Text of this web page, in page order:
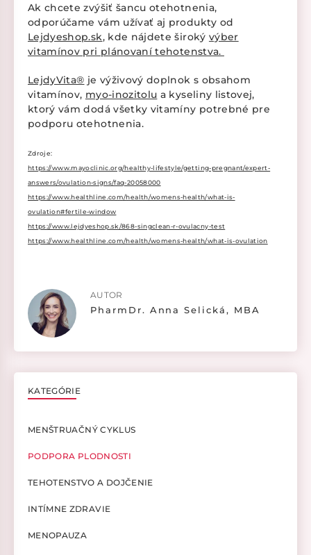
Ak chcete zvýšiť šancu otehotnenia,
odporúčame vám užívať aj produkty od
Lejdyeshop.sk, kde nájdete široký výber
vitamínov pri plánovaní tehotenstva.
LejdyVita® je výživový doplnok s obsahom
vitamínov, myo-inozitolu a kyseliny listovej,
ktorý vám dodá všetky vitamíny potrebné pre
podporu otehotnenia.
Zdroje:
https://www.mayoclinic.org/healthy-lifestyle/getting-pregnant/expert-
answers/ovulation-signs/faq-20058000
https://www.healthline.com/health/womens-health/what-is-
ovulation#fertile-window
https://www.lejdyeshop.sk/868-singclean-r-ovulacny-test
https://www.healthline.com/health/womens-health/what-is-ovulation
AUTOR
PharmDr. Anna Selická, MBA
KATEGÓRIE
MENŠTRUAČNÝ CYKLUS
PODPORA PLODNOSTI
TEHOTENSTVO A DOJČENIE
INTÍMNE ZDRAVIE
MENOPAUZA